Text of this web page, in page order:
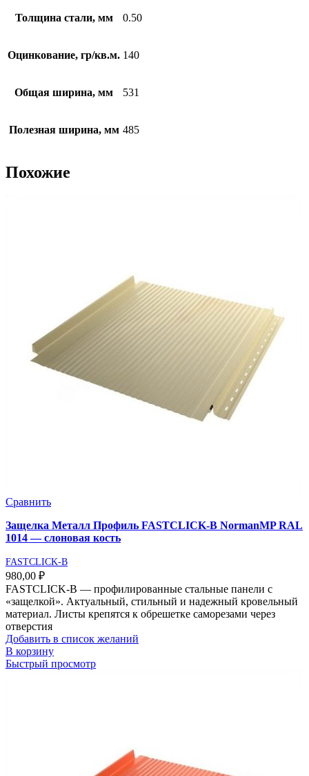
Толщина стали, мм 0.50
Оцинкование, гр/кв.м. 140
Общая ширина, мм 531
Полезная ширина, мм 485
Похожие
Сравнить
Защелка Металл Профиль FASTCLICK-В NormanMP RAL
1014 — слоновая кость
FASTCLICK-B
980,00 ₽
FASTCLICK-В — профилированные стальные панели с
«защелкой». Актуальный, стильный и надежный кровельный
материал. Листы крепятся к обрешетке саморезами через
отверстия
Добавить в список желаний
В корзину
Быстрый просмотр